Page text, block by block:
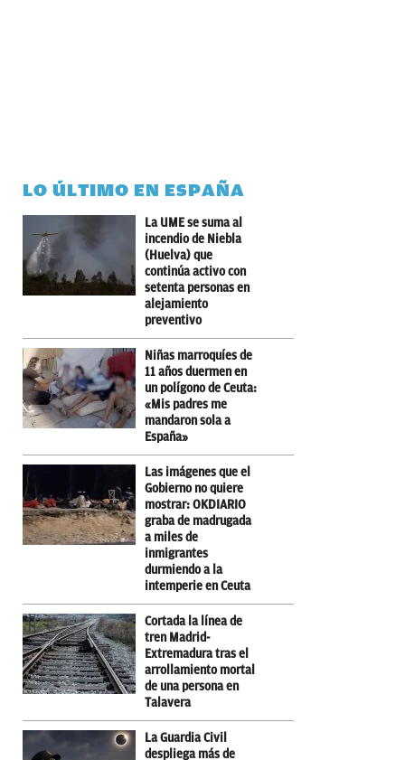
LO ÚLTIMO EN ESPAÑA
La UME se suma al
incendio de Niebla
(Huelva) que
continúa activo con
setenta personas en
alejamiento
preventivo
Niñas marroquíes de
11 años duermen en
un polígono de Ceuta:
«Mis padres me
mandaron sola a
España»
Las imágenes que el
Gobierno no quiere
mostrar: OKDIARIO
graba de madrugada
a miles de
inmigrantes
durmiendo a la
intemperie en Ceuta
Cortada la línea de
tren Madrid-
Extremadura tras el
arrollamiento mortal
de una persona en
Talavera
La Guardia Civil
despliega más de